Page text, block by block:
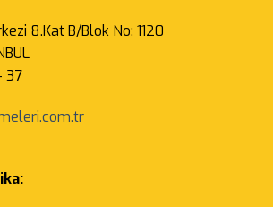
8.Kat B/Blok No: 1120
37